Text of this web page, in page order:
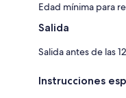
Edad mínima para
Salida
Salida antes de las
Instrucciones